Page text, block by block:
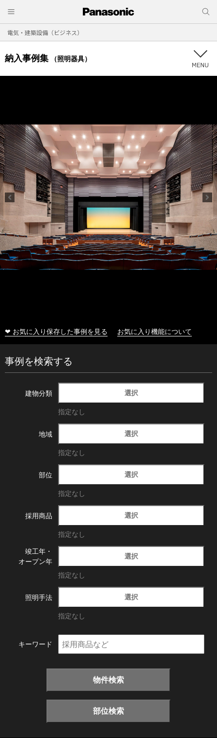
電気・建築設備（ビジネス）
納入事例集 （照明器具）
❤ お気に入り保存した事例を見る お気に入り機能について
事例を検索する
建物分類 選択
指定なし
地域 選択
指定なし
部位 選択
指定なし
採用商品 選択
指定なし
竣工年・
オープン年
選択
指定なし
照明手法 選択
指定なし
キーワード
物件検索
部位検索